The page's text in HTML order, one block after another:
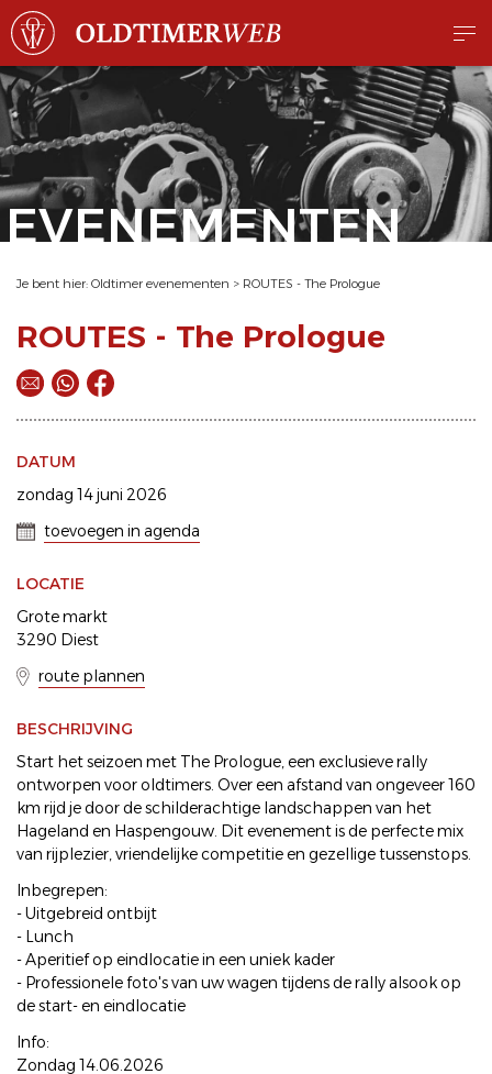
EVENEMENTEN
Je bent hier: Oldtimer evenementen > ROUTES - The Prologue
ROUTES - The Prologue
DATUM
zondag 14 juni 2026
toevoegen in agenda
LOCATIE
Grote markt
3290 Diest
route plannen
BESCHRIJVING
Start het seizoen met The Prologue, een exclusieve rally
ontworpen voor oldtimers. Over een afstand van ongeveer 160
km rijd je door de schilderachtige landschappen van het
Hageland en Haspengouw. Dit evenement is de perfecte mix
van rijplezier, vriendelijke competitie en gezellige tussenstops.
Inbegrepen:
- Uitgebreid ontbijt
- Lunch
- Aperitief op eindlocatie in een uniek kader
- Professionele foto's van uw wagen tijdens de rally alsook op
de start- en eindlocatie
Info:
Zondag 14.06.2026